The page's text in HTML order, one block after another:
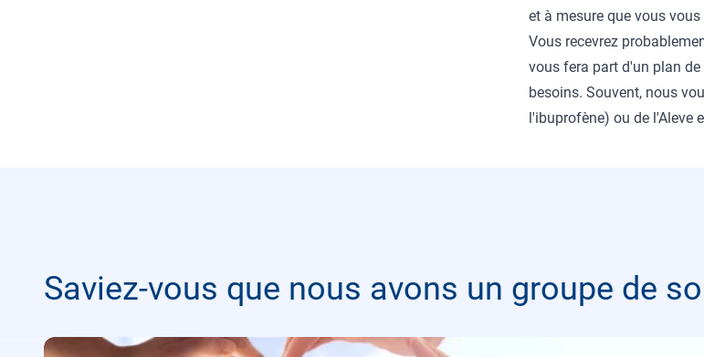
et à mesure que vous vous
Vous recevrez
vous fera part d'un plan
besoins. Souvent, nous
l'ibuprofène) ou de l'Aleve
Saviez-vous que nous avons un groupe de